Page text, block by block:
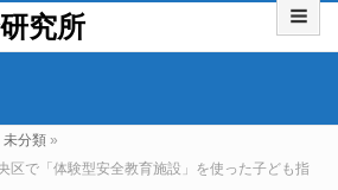
究所
未分類 »
で「体験型安全教育施設」を使った子ども指